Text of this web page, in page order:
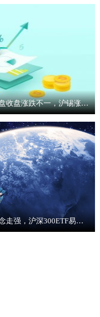
即时焦点：上期所基本金属期货夜盘收盘涨跌不一，沪锡涨3.80%
市场冲高回落，贵金属、机器人概念走强，沪深300ETF易方达（510310）成交放量